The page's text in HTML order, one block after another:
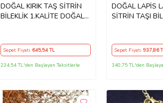
DOĞAL KIRIK TAŞ SİTRİN
BİLEKLİK 1.KALİTE DOĞAL
Sepet Fiyatı 645,54 TL
234,54 TL'den Başlayan Taksitlerle
DOĞAL LAPİS
SİTRİN TAŞI
Sepet Fiyatı 937,86
340,75 TL'den